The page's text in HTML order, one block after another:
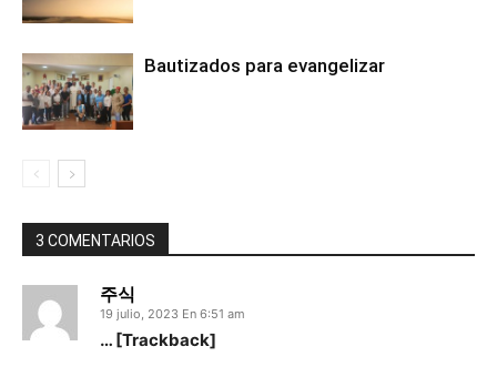
Bautizados para evangelizar
3 COMENTARIOS
주식
19 julio, 2023 En 6:51 am
… [Trackback]